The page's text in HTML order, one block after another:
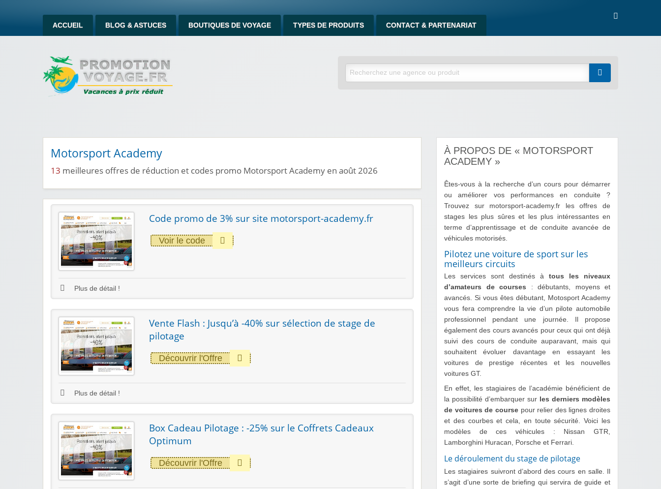
ACCUEIL BLOG & ASTUCES BOUTIQUES DE VOYAGE TYPES DE PRODUITS CONTACT & PARTENARIAT
Motorsport Academy
13 meilleures offres de réduction et codes promo Motorsport Academy en août 2026
Code promo de 3% sur site motorsport-academy.fr
Voir le code
Plus de détail !
Vente Flash : Jusqu’à -40% sur sélection de stage de
pilotage
Découvrir l'Offre
Plus de détail !
Box Cadeau Pilotage : -25% sur le Coffrets Cadeaux
Optimum
Découvrir l'Offre
À PROPOS DE « MOTORSPORT
ACADEMY »
Êtes-vous à la recherche d’un cours pour démarrer
ou améliorer vos performances en conduite ?
Trouvez sur motorsport-academy.fr les offres de
stages les plus sûres et les plus intéressantes en
terme d’apprentissage et de conduite avancée de
véhicules motorisés.
Pilotez une voiture de sport sur les
meilleurs circuits
Les services sont destinés à tous les niveaux
d’amateurs de courses : débutants, moyens et
avancés. Si vous êtes débutant, Motosport Academy
vous fera comprendre la vie d’un pilote automobile
professionnel pendant une journée. Il propose
également des cours avancés pour ceux qui ont déjà
suivi des cours de conduite auparavant, mais qui
souhaitent évoluer davantage en essayant les
voitures de prestige récentes et les nouvelles
voitures GT.
En effet, les stagiaires de l’académie bénéficient de
la possibilité d’embarquer sur les derniers modèles
de voitures de coursepour relier des lignes droites
et des courbes et cela, en toute sécurité. Voici les
modèles de ces véhicules : Nissan GTR,
Lamborghini Huracan, Porsche et Ferrari.
Le déroulement du stage de pilotage
Les stagiaires suivront d’abord des cours en salle. Il
s’agit d’une sorte de briefing qui servira de guide et